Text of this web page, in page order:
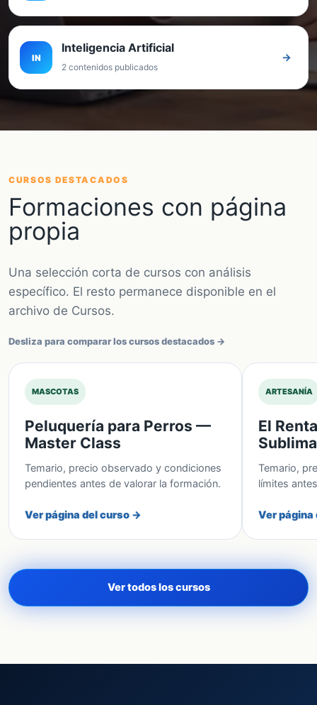
IN
Inteligencia Artificial
2 contenidos publicados
→
CURSOS DESTACADOS
Formaciones con página
propia
Una selección corta de cursos con análisis
específico. El resto permanece disponible en el
archivo de Cursos.
Desliza para comparar los cursos destacados →
MASCOTAS
Peluquería para Perros —
Master Class
Temario, precio observado y condiciones
pendientes antes de valorar la formación.
Ver página del curso →
ARTESANÍA
El
Temario,
límites
Ver
Ver todos los cursos